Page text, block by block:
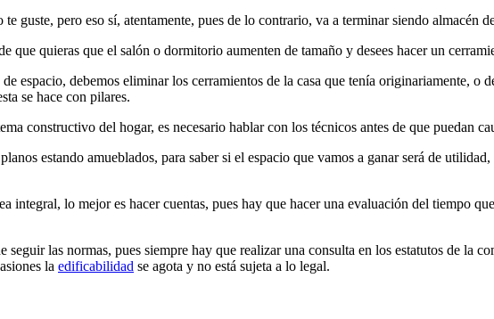
guste, pero eso sí, atentamente, pues de lo contrario, va a terminar siendo almacén
que quieras que el salón o dormitorio aumenten de tamaño y desees hacer un
espacio, debemos eliminar los cerramientos de la casa que tenía originariamente,
se hace con pilares.
constructivo del hogar, es necesario hablar con los técnicos antes de que puedan
estando amueblados, para saber si el espacio que vamos a ganar será de
integral, lo mejor es hacer cuentas, pues hay que hacer una evaluación del tiempo
las normas, pues siempre hay que realizar una consulta en los estatutos de la
la edificabilidad se agota y no está sujeta a lo legal.